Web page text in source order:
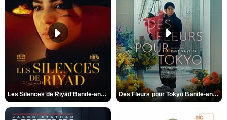
Les Silences de Riyad Bande-annonce VO STFR Des Fleurs pour Tokyo Bande-annonce VO STFR